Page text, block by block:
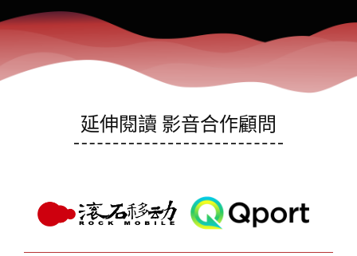
延伸閱讀 影音合作顧問